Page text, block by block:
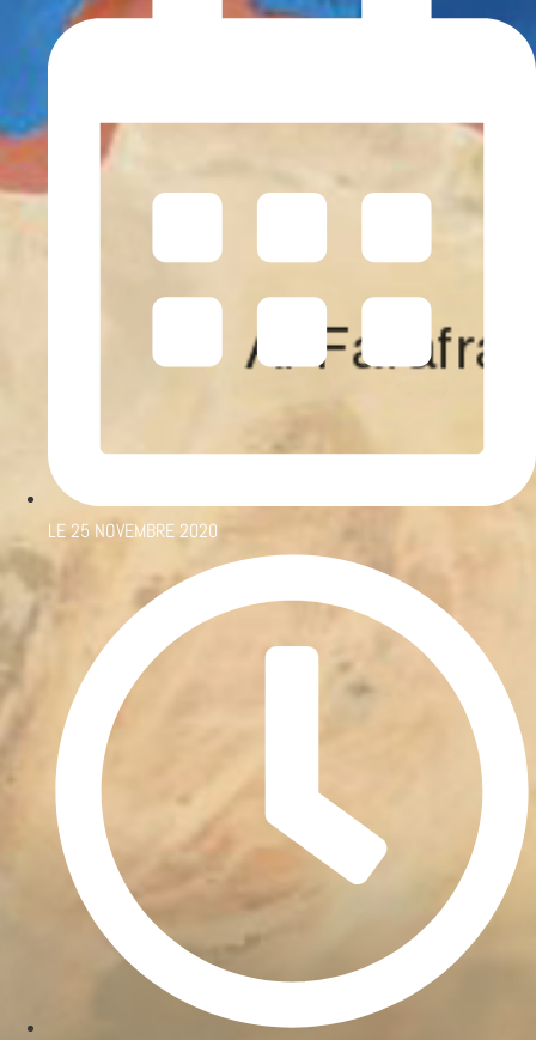
LE25 NOVEMBRE 2020